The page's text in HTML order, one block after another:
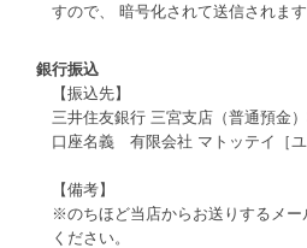
すので、 暗号化されて送信されま
銀行振込
【振込先】
三井住友銀行 三宮支店（普通預金）
口座名義 有限会社 マトッテイ［ユ
【備考】
※のちほど当店からお送りするメ
ください。